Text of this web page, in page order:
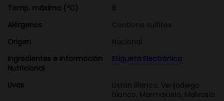
Temp. máxima (ºC)
8
Alérgenos
Contiene sulfitos
Origen
Nacional
Ingredientes e Información
Nutricional
Etiqueta Electrónica
Uvas
Listán Blanco, Verijadiego
blanco, Marmajuelo, Malvasía